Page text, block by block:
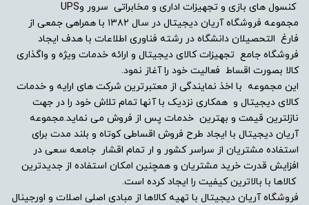
"15.6
نوع صفحه نمایش
Full HD (1920×1080) Wide View
دقت صفحه نمایش
-
کنسول های بازی و تجهیزات اداری و مخابراتی سرور وUPS
مجموعه فروشگاه آریان دیجیتال در سال ۱۳۸۲ با همراهی جمعی از
فارغ التحصیلان دانشگاه در رشته فناوری اطلاعات با هدف ایجاد
فروشگاه جامع تجهیزات کالای دیجیتال و ارائه خدمات ویژه و واگذاری
کالا بصورت اقساط فعالیت خود را آغاز نمود.
این مجموعه با اخذ نمایندگی از معتبرترین شرکت های ارایه و خدمات
کالای دیجیتال و همکاری نزدیک با آنها تمام تلاش خود را در جهت
نازلترین قیمت و بهترین خدمات پس از فروش می نماید.مجموعه
آریان دیجیتال با ایجاد طرح فروش اقساطی کوتاه و بلند مدت برای
استفاده مشتریان از سراسر کشور و ار تمام اقشار جامعه سعی در
افزایش قدرت خرید مشتریان و همچنین امکان استفاده از جدیدترین
کالاها با بالاترین کیفیت را ایجاد کرده است.
فروشگاه آریان دیجیتال با تهیه کالاها از مبادی اصلی اصلات و اورجینال